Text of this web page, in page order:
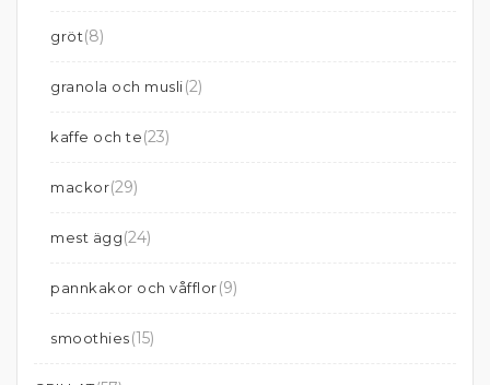
gröt(8)
granola och musli(2)
kaffe och te(23)
mackor(29)
mest ägg(24)
pannkakor och våfflor(9)
smoothies(15)